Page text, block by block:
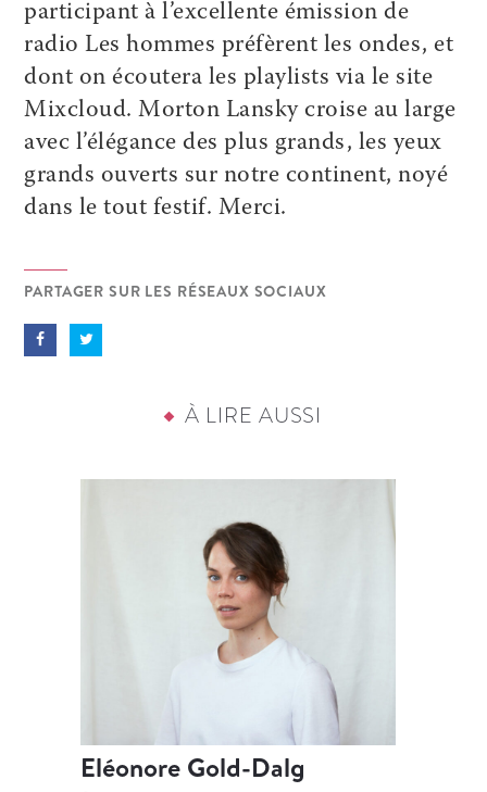
participant à l’excellente émission de
radio Les hommes préfèrent les ondes, et
dont on écoutera les playlists via le site
Mixcloud. Morton Lansky croise au large
avec l’élégance des plus grands, les yeux
grands ouverts sur notre continent, noyé
dans le tout festif. Merci.
PARTAGER SUR LES RÉSEAUX SOCIAUX
À LIRE AUSSI
Eléonore Gold-Dalg